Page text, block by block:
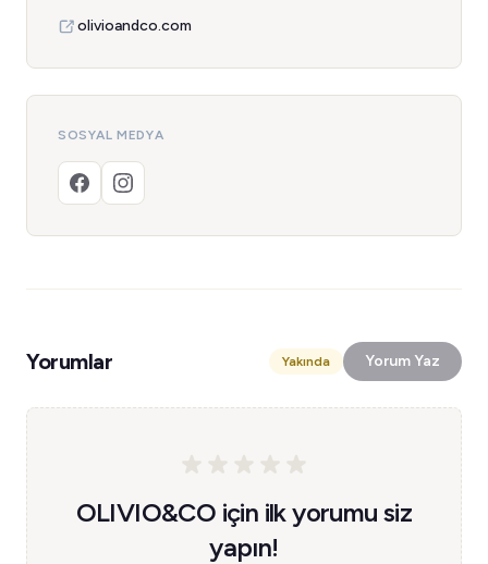
olivioandco.com
SOSYAL MEDYA
Yorumlar Yakında Yorum Yaz
OLIVIO&CO için ilk yorumu siz
yapın!